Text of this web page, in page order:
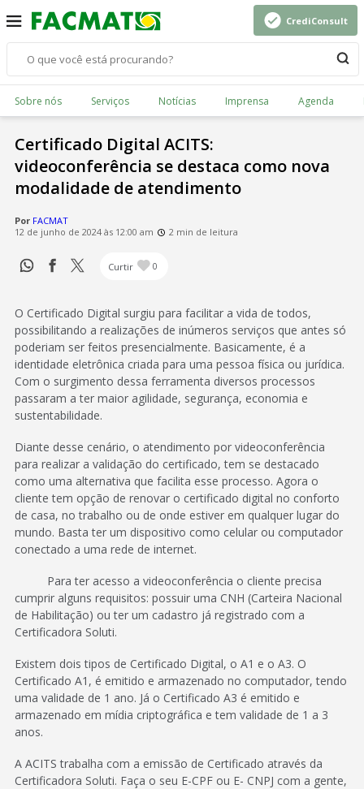
CrediConsult
Sobre nós Serviços Notícias Imprensa Agenda
Certificado Digital ACITS:
videoconferência se destaca como nova
modalidade de atendimento
Por FACMAT
12 de junho de 2024 às 12:00 am
2 min de leitura
Curtir 0
O Certificado Digital surgiu para facilitar a vida de todos,
possibilitando a realizações de inúmeros serviços que antes só
poderiam ser feitos presencialmente. Basicamente, é a
identidade eletrônica criada para uma pessoa física ou jurídica.
Com o surgimento dessa ferramenta diversos processos
passaram a ter maior agilidade, segurança, economia e
sustentabilidade.
Diante desse cenário, o atendimento por videoconferência
para realizar a validação do certificado, tem se destacado
como uma alternativa que facilita esse processo. Agora o
cliente tem opção de renovar o certificado digital no conforto
de casa, no trabalho ou de onde estiver em qualquer lugar do
mundo. Basta ter um dispositivo como celular ou computador
conectado a uma rede de internet.
Para ter acesso a videoconferência o cliente precisa
cumprir alguns requisitos: possuir uma CNH (Carteira Nacional
de Habilitação) ou ter um cadastro já registrado com a
Certificadora Soluti.
Existem dois tipos de Certificado Digital, o A1 e o A3. O
Certificado A1, é emitido e armazenado no computador, tendo
uma validade de 1 ano. Já o Certificado A3 é emitido e
armazenado em mídia criptográfica e tem validade de 1 a 3
anos.
A ACITS trabalha com a emissão de Certificado através da
Certificadora Soluti. Faça o seu E-CPF ou E- CNPJ com a gente,